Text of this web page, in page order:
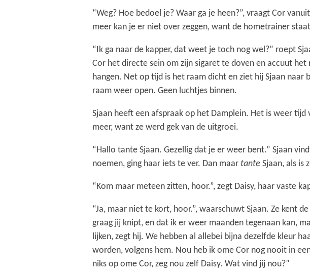
“Weg? Hoe bedoel je? Waar ga je heen?”, vraagt Cor
meer kan je er niet over zeggen, want de hometrainer
“Ik ga naar de kapper, dat weet je toch nog wel?” roept
Cor het directe sein om zijn sigaret te doven en accuut
hangen. Net op tijd is het raam dicht en ziet hij Sjaan
raam weer open. Geen luchtjes binnen.
Sjaan heeft een afspraak op het Damplein. Het is weer
meer, want ze werd gek van de uitgroei.
“Hallo tante Sjaan. Gezellig dat je er weer bent.” Sjaan
noemen, ging haar iets te ver. Dan maar tante Sjaan, als is
“Kom maar meteen zitten, hoor.”, zegt Daisy, haar vaste
“Ja, maar niet te kort, hoor.”, waarschuwt Sjaan. Ze kent
graag jij knipt, en dat ik er weer maanden tegenaan kan,
lijken, zegt hij. We hebben al allebei bijna dezelfde kleur
worden, volgens hem. Nou heb ik ome Cor nog nooit in
niks op ome Cor, zeg nou zelf Daisy. Wat vind jij nou?”